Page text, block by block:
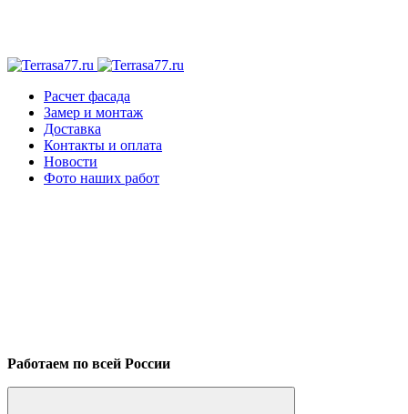
Расчет фасада
Замер и монтаж
Доставка
Контакты и оплата
Новости
Фото наших работ
Работаем по всей России